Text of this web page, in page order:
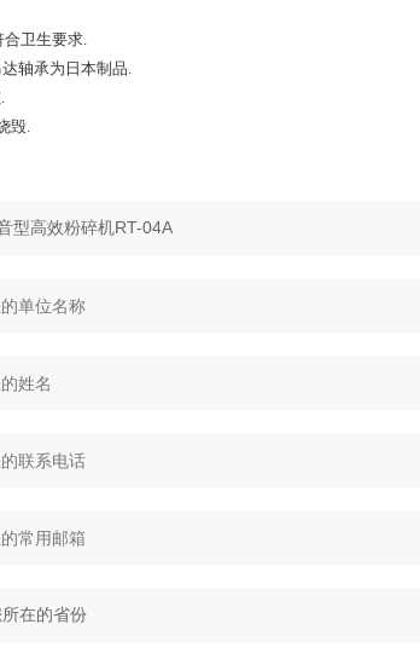
合卫生要求.
轴承为日本制品.
毁.